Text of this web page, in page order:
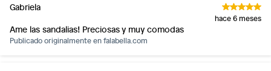
Gabriela
hace 6 meses
Ame las sandalias! Preciosas y muy comodas
Publicado originalmente enfalabella.com